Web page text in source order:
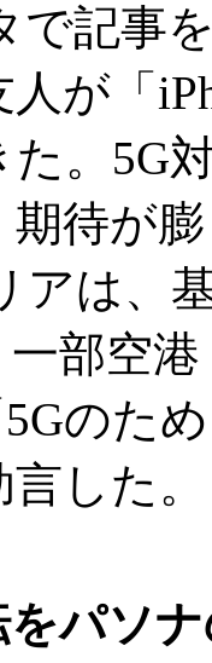
記事
が「
た。5G
待が
アは、
部空
のた
した。
をパソ